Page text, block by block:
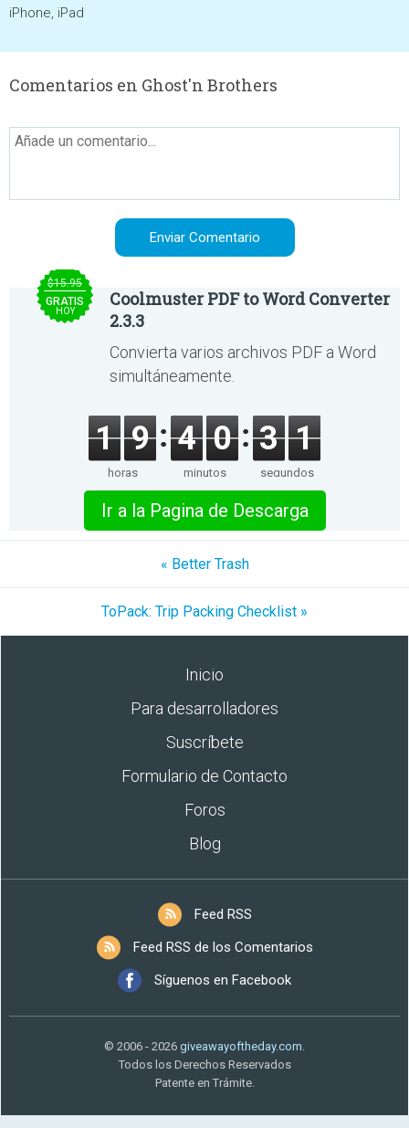
iPhone, iPad
Comentarios en Ghost'n Brothers
$15.95
GRATIS
HOY
Coolmuster PDF to Word Converter
2.3.3
Convierta varios archivos PDF a Word
simultáneamente.
1 9
horas
4 0
minutos
3 1
segundos
Ir a la Pagina de Descarga
« Better Trash
ToPack: Trip Packing Checklist »
Inicio
Para desarrolladores
Suscríbete
Formulario de Contacto
Foros
Blog
Feed RSS
Feed RSS de los Comentarios
Síguenos en Facebook
© 2006 - 2026 giveawayoftheday.com.
Todos los Derechos Reservados
Patente en Trámite.